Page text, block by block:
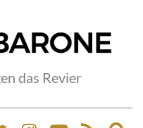
das Revier